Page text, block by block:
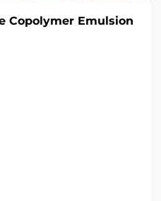
Copolymer Emulsion